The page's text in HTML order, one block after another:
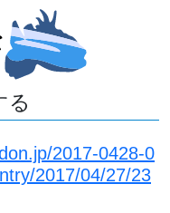
る
2017-0428-0
2017/04/27/23